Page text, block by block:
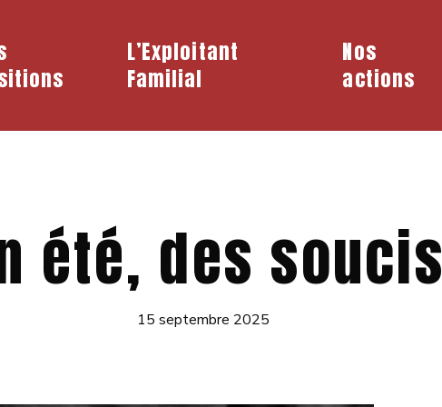
L’Exploitant
Familial
Nos
actions
été, des soucis
15 septembre 2025